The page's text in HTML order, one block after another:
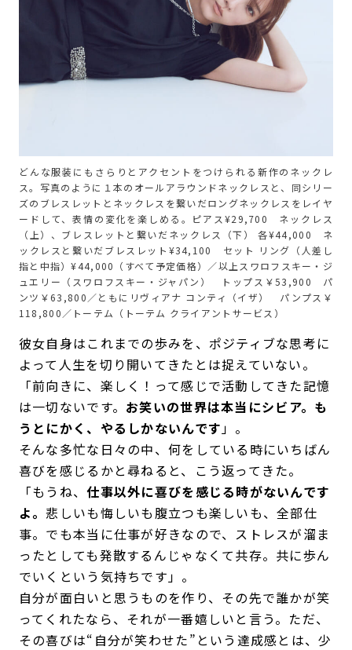
どんな服装にもさらりとアクセントをつけられる新作のネックレ
ス。写真のように１本のオールアラウンドネックレスと、同シリー
ズのブレスレットとネックレスを繋いだロングネックレスをレイヤ
ードして、表情の変化を楽しめる。ピアス¥29,700 ネックレス
（上）、ブレスレットと繋いだネックレス（下） 各¥44,000 ネ
ックレスと繋いだブレスレット¥34,100 セット リング（人差し
指と中指）¥44,000（すべて予定価格）／以上スワロフスキー・ジ
ュエリー（スワロフスキー・ジャパン） トップス￥53,900 パ
ンツ￥63,800／ともにリヴィアナ コンティ（イザ） パンプス￥
118,800／トーテム（トーテム クライアントサービス）
彼女自身はこれまでの歩みを、ポジティブな思考に
よって人生を切り開いてきたとは捉えていない。
「前向きに、楽しく！って感じで活動してきた記憶
は一切ないです。 お笑いの世界は本当にシビア。も
うとにかく、やるしかないんです 」。
そんな多忙な日々の中、何をしている時にいちばん
喜びを感じるかと尋ねると、こう返ってきた。
「もうね、仕事以外に喜びを感じる時がないんです
よ。悲しいも悔しいも腹立つも楽しいも、全部仕
事。でも本当に仕事が好きなので、ストレスが溜ま
ったとしても発散するんじゃなくて共存。共に歩ん
でいくという気持ちです」。
自分が面白いと思うものを作り、その先で誰かが笑
ってくれたなら、それが一番嬉しいと言う。ただ、
その喜びは“自分が笑わせた”という達成感とは、少